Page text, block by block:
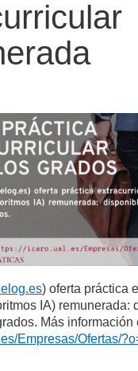
) oferta práctica
IA) remunerada:
Más información
Empresas/Ofertas/